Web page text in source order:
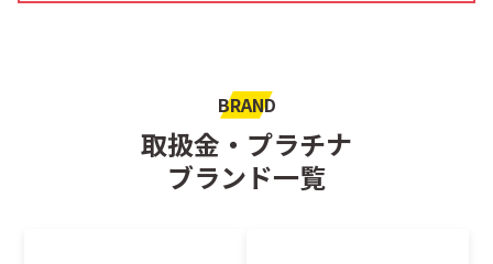
BRAND
取扱金・プラチナ
ブランド一覧